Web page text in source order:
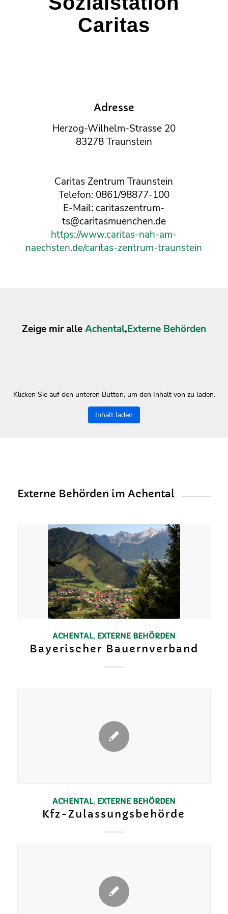
Caritas
Adresse
Herzog-Wilhelm-Strasse 20
83278 Traunstein
Caritas Zentrum Traunstein
Telefon: 0861/98877-100
E-Mail: caritaszentrum-
ts@caritasmuenchen.de
https://www.caritas-nah-am-
naechsten.de/caritas-zentrum-traunstein
Zeige mir alleAchental,Externe Behörden
Klicken Sie auf den unteren Button, um den Inhalt von zu laden.
Inhalt laden
Externe Behörden im Achental
ACHENTAL, EXTERNE BEHÖRDEN
Bayerischer Bauernverband
ACHENTAL, EXTERNE BEHÖRDEN
Kfz-Zulassungsbehörde